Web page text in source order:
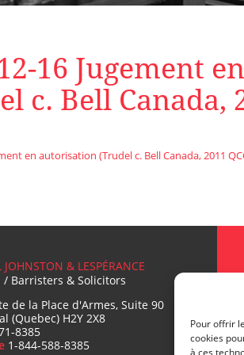
Pour offrir
cookies
à ces
16 Jugement
c. Bell Canada,
en autorisation (Trudel c. Bell Canada, 2011
JOHNSTON & LESPÉRANCE
/ Barristers & Solicitors
de la Place d'Armes, Suite 90
(Quebec) H2Y 2X8
8385
1-844-588-8385